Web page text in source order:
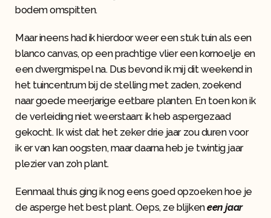
bodem omspitten.
Maar ineens had ik hierdoor weer een stuk tuin als een
blanco canvas, op een prachtige vlier een kornoelje en
een dwergmispel na. Dus bevond ik mij dit weekend in
het tuincentrum bij de stelling met zaden, zoekend
naar goede meerjarige eetbare planten. En toen kon ik
de verleiding niet weerstaan: ik heb aspergezaad
gekocht. Ik wist dat het zeker drie jaar zou duren voor
ik er van kan oogsten, maar daarna heb je twintig jaar
plezier van zo’n plant.
Eenmaal thuis ging ik nog eens goed opzoeken hoe je
de asperge het best plant. Oeps, ze blijkeneen jaar